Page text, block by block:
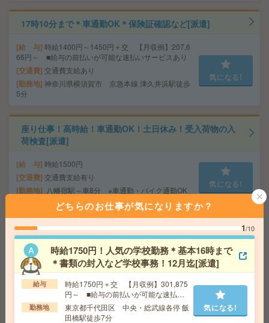
17時10分まで＊車通勤OK＊保険証確認など[派遣]
給 与 時給1400円～1450円＋交 【月収例】207,6
66円～ ■給与の前払いが可能な速払いサービスあり
交通費 交通費支給あり
勤務地 神奈川県横須賀市 京急本線 津久井浜駅徒歩
5分
気になる!
座り仕事！高時給！車通勤OK！土日休み！受入荷物の入
荷検査[派遣]
給 与 時給1500円
交通費 交通費支給有り
勤務地 八幡宿駅～車8分 ※車通勤・バイク通勤OK
気になる!
時給1700円！16時50分まで＊未経験OK＊休憩室あり＊
画面仕様の設定など[派遣]
給 与
時給1700円＋交 【月収例】255,000円～ ■
給与の前払いが可能な速払いサービスあり
交通費 交通費支給あり
神奈川県横須賀市 京急本線 京急久里浜駅徒
歩3分、横須賀線 久里浜駅徒歩3分
気になる!
どちらのお仕事が気になりますか？
1/10
時給1750円！人気の学校勤務＊基本16時まで
＊書類の封入など学校事務！12月迄[派遣]
給与
時給1750円＋交 【月収例】301,875
円～ ■給与の前払いが可能な速払い
サービスあり
勤務地
東京都千代田区 中央・総武線各停 飯
田橋駅徒歩7分
気になる!